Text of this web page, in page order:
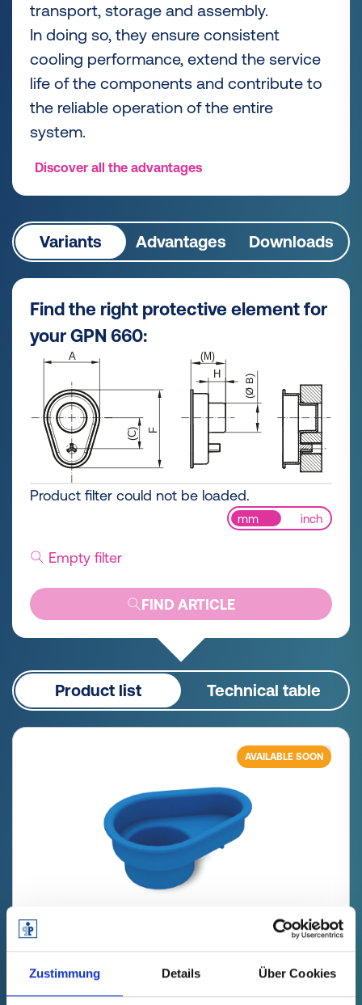
Zustimmung Details Über Cookies
transport, storage and assembly.
In doing so, they ensure consistent
cooling performance, extend the service
life of the components and contribute to
the reliable operation of the entire
system.
Discover all the advantages
Variants Advantages Downloads
Find the right protective element for
your GPN 660:
Product filter could not be loaded.
mm inch
Empty filter
FIND ARTICLE
Product list Technical table
AVAILABLE SOON
GPN 660 NW 21 PCR-PE, blue
Technical data